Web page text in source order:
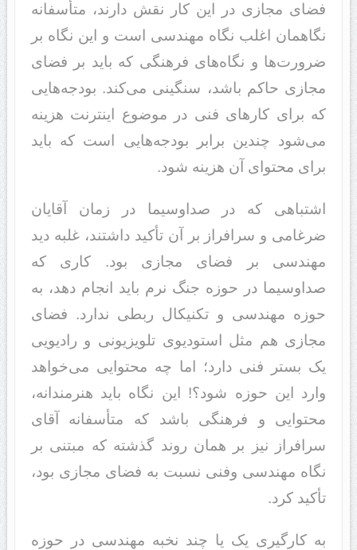
فضای مجازی در این کار نقش دارند، متأسفانه
نگاهمان اغلب نگاه مهندسی است و این نگاه بر
ضرورت‌ها و نگاه‌های فرهنگی که باید بر فضای
مجازی حاکم باشد، سنگینی می‌کند. بودجه‌هایی
که برای کارهای فنی در موضوع اینترنت هزینه
می‌شود چندین برابر بودجه‌هایی است که باید
برای محتوای آن هزینه شود.
اشتباهی که در صداوسیما در زمان آقایان
ضرغامی و سرافراز بر آن تأکید داشتند، غلبه دید
مهندسی بر فضای مجازی بود. کاری که
صداوسیما در حوزه جنگ نرم‌ باید انجام دهد، به
حوزه مهندسی و تکنیکال ربطی ندارد. فضای
مجازی هم مثل استودیوی تلویزیونی و رادیویی
یک بستر فنی دارد؛ اما چه محتوایی می‌خواهد
وارد این حوزه شود؟! این نگاه باید هنرمندانه،
محتوایی و فرهنگی باشد که متأسفانه آقای
سرافراز نیز بر همان روند گذشته که مبتنی بر
نگاه مهندسی وفنی نسبت به فضای مجازی بود،
تأکید کرد.
به کارگیری یک یا چند نخبه مهندسی در حوزه